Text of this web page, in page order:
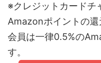
※クレジットカードチ
Amazonポイントの
会員は一律0.5%の
す。